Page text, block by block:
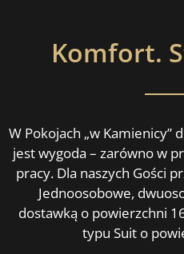
Komfort.
W Pokojach „w Kamienicy”
jest wygoda – zarówno w
pracy. Dla naszych Gości
Jednoosobowe,
dostawką o powierzchni
typu Suit o